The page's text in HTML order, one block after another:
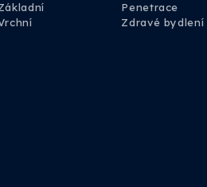
Penetrace
Zdravé bydlení